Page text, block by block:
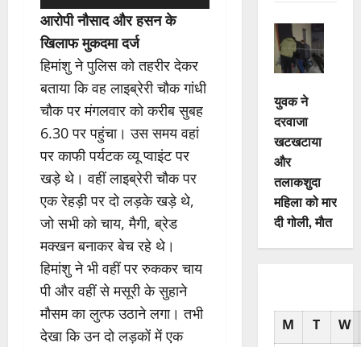
आरोपी नौसाद और हसन के
खिलाफ मुकदमा दर्ज
हिमांशु ने पुलिस को तहरीर देकर
बताया कि वह लाइब्रेरी चौक गांधी
चौक पर मंगलवार को करीब सुबह
6.30 पर पहुंचा। उस समय वहां
पर काफी पर्यटक व्यू प्वाइंट पर
खड़े थे। वहीं लाइब्रेरी चौक पर
एक रेहड़ी पर दो लड़के खड़े थे,
जो सभी को चाय, मैगी, ब्रेड
मक्खन बनाकर बेच रहे थे।
हिमांशु ने भी वहीं पर रुककर चाय
पी और वहीं से मसूरी के सुहाने
मौसम का लुत्फ उठाने लगा। तभी
देखा कि उन दो लड़कों में एक
युवक ने
दरवाजा
खटखटाया
और
तलाकशुदा
महिला को मार
दी गोली, माैत
M T W